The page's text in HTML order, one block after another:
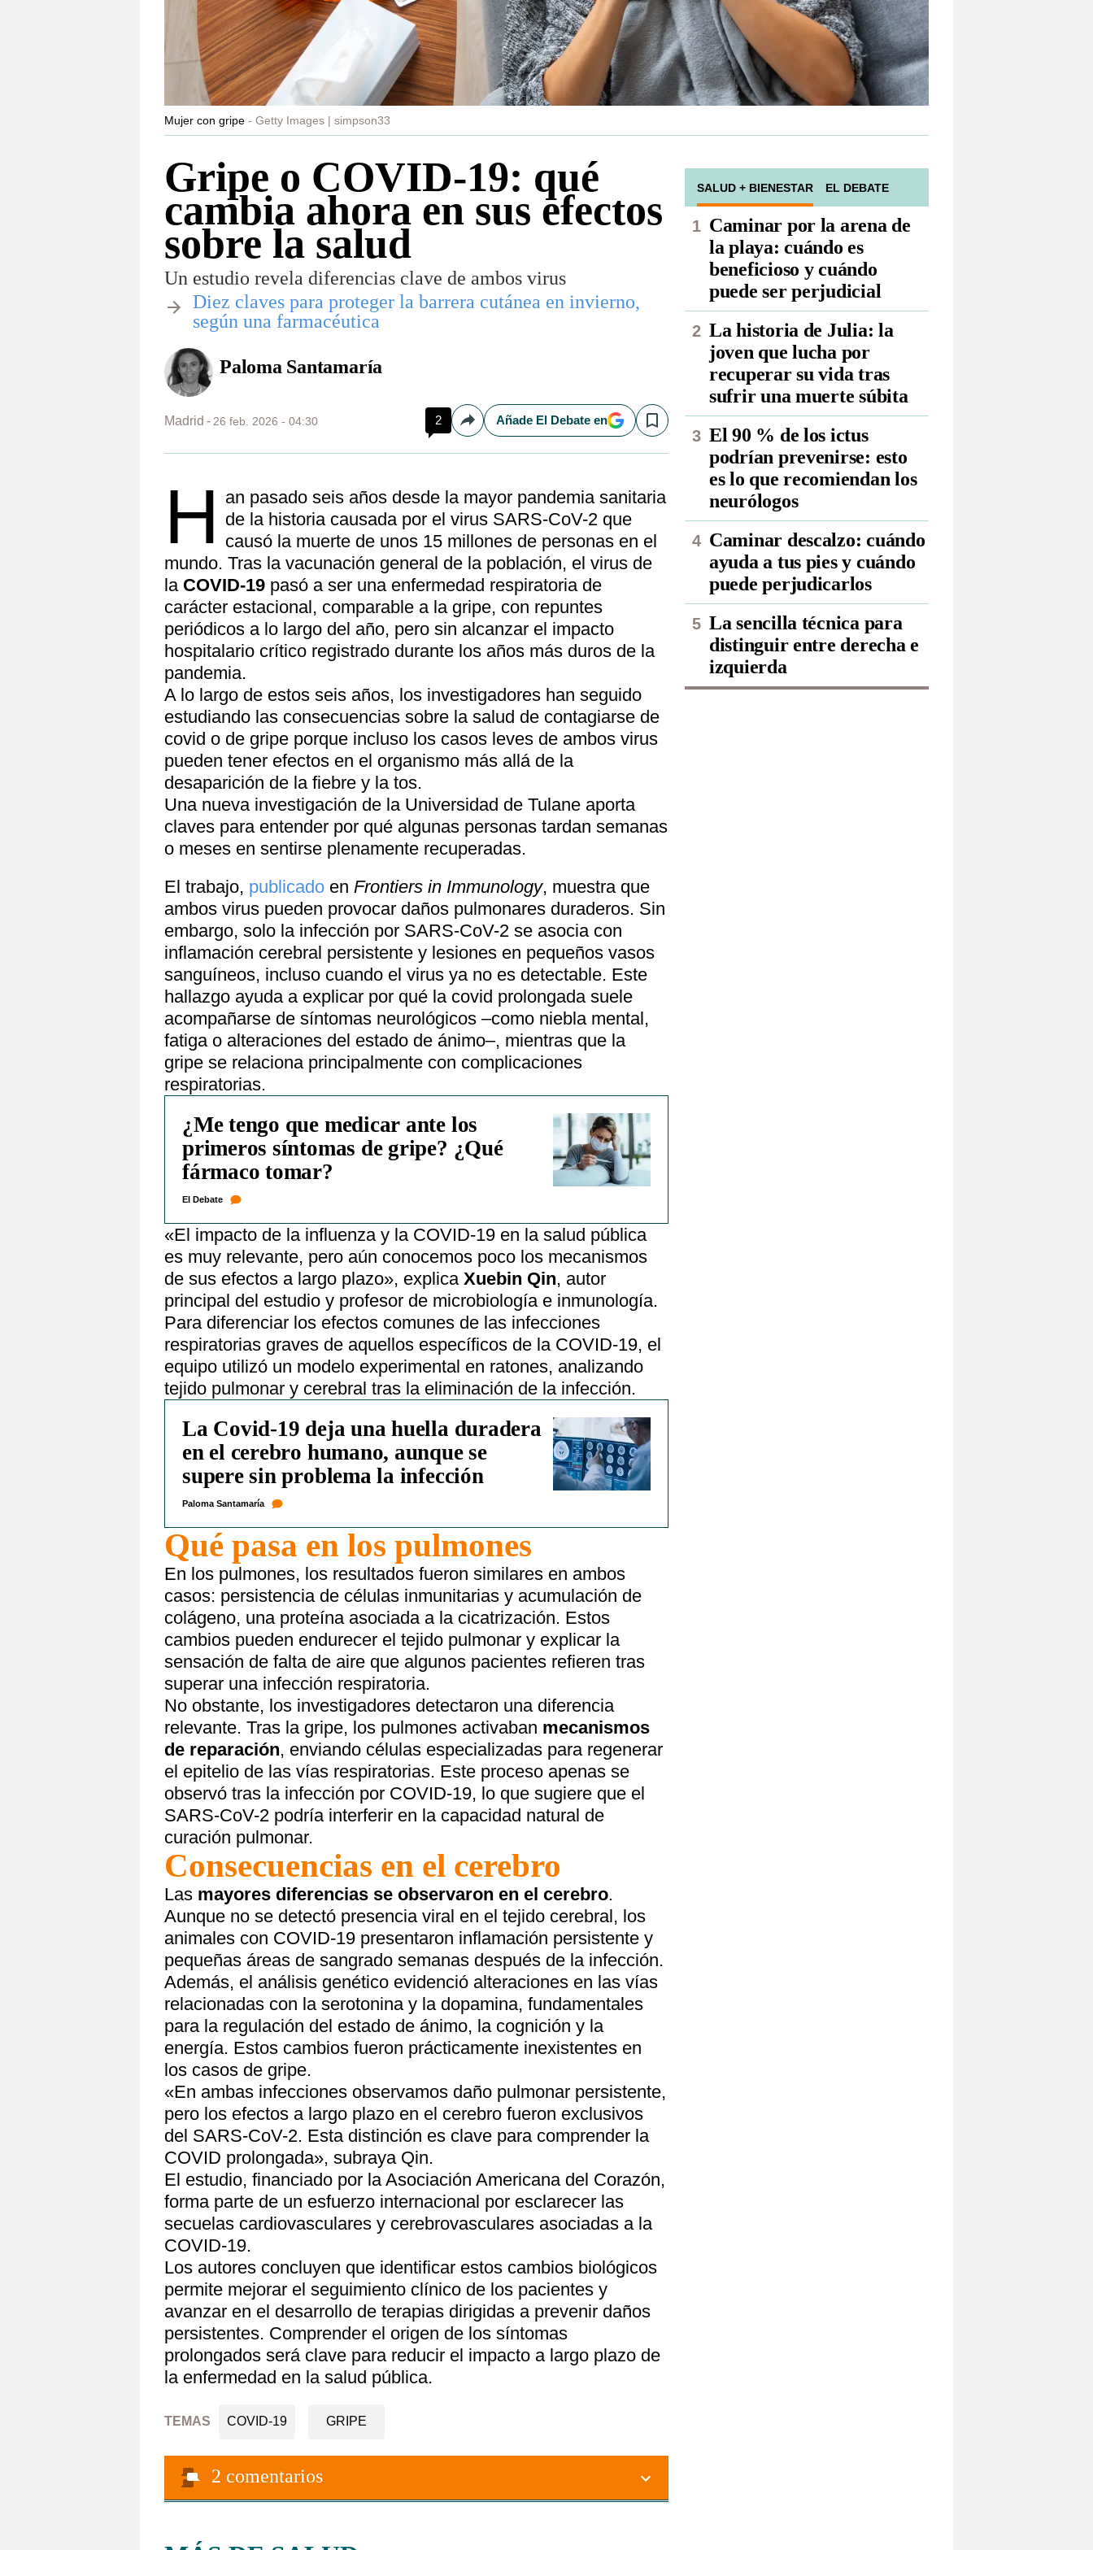
Mujer con gripe Getty Images | simpson33
Gripe o COVID-19: qué
cambia ahora en sus efectos
sobre la salud
Un estudio revela diferencias clave de ambos virus
Diez claves para proteger la barrera cutánea en invierno,
según una farmacéutica
Paloma Santamaría
Madrid 26 feb. 2026 - 04:30 2 CompartirAñade El Debate en Save
H an pasado seis años desde la mayor pandemia sanitaria
de la historia causada por el virus SARS-CoV-2 que
causó la muerte de unos 15 millones de personas en el
mundo. Tras la vacunación general de la población, el virus de
laCOVID-19 pasó a ser una enfermedad respiratoria de
carácter estacional, comparable a la gripe, con repuntes
periódicos a lo largo del año, pero sin alcanzar el impacto
hospitalario crítico registrado durante los años más duros de la
pandemia.
A lo largo de estos seis años, los investigadores han seguido
estudiando las consecuencias sobre la salud de contagiarse de
covid o de gripe porque incluso los casos leves de ambos virus
pueden tener efectos en el organismo más allá de la
desaparición de la fiebre y la tos.
Una nueva investigación de la Universidad de Tulane aporta
claves para entender por qué algunas personas tardan semanas
o meses en sentirse plenamente recuperadas.
El trabajo, publicado en Frontiers in Immunology, muestra que
ambos virus pueden provocar daños pulmonares duraderos. Sin
embargo, solo la infección por SARS-CoV-2 se asocia con
inflamación cerebral persistente y lesiones en pequeños vasos
sanguíneos, incluso cuando el virus ya no es detectable. Este
hallazgo ayuda a explicar por qué la covid prolongada suele
acompañarse de síntomas neurológicos –como niebla mental,
fatiga o alteraciones del estado de ánimo–, mientras que la
gripe se relaciona principalmente con complicaciones
respiratorias.
¿Me tengo que medicar ante los
primeros síntomas de gripe? ¿Qué
fármaco tomar?
El Debate
«El impacto de la influenza y la COVID-19 en la salud pública
es muy relevante, pero aún conocemos poco los mecanismos
de sus efectos a largo plazo», explica Xuebin Qin, autor
principal del estudio y profesor de microbiología e inmunología.
Para diferenciar los efectos comunes de las infecciones
respiratorias graves de aquellos específicos de la COVID-19, el
equipo utilizó un modelo experimental en ratones, analizando
tejido pulmonar y cerebral tras la eliminación de la infección.
La Covid-19 deja una huella duradera
en el cerebro humano, aunque se
supere sin problema la infección
Paloma Santamaría
Qué pasa en los pulmones
En los pulmones, los resultados fueron similares en ambos
casos: persistencia de células inmunitarias y acumulación de
colágeno, una proteína asociada a la cicatrización. Estos
cambios pueden endurecer el tejido pulmonar y explicar la
sensación de falta de aire que algunos pacientes refieren tras
superar una infección respiratoria.
No obstante, los investigadores detectaron una diferencia
relevante. Tras la gripe, los pulmones activaban mecanismos
de reparación, enviando células especializadas para regenerar
el epitelio de las vías respiratorias. Este proceso apenas se
observó tras la infección por COVID-19, lo que sugiere que el
SARS-CoV-2 podría interferir en la capacidad natural de
curación pulmonar.
Consecuencias en el cerebro
Las mayores diferencias se observaron en el cerebro.
Aunque no se detectó presencia viral en el tejido cerebral, los
animales con COVID-19 presentaron inflamación persistente y
pequeñas áreas de sangrado semanas después de la infección.
Además, el análisis genético evidenció alteraciones en las vías
relacionadas con la serotonina y la dopamina, fundamentales
para la regulación del estado de ánimo, la cognición y la
energía. Estos cambios fueron prácticamente inexistentes en
los casos de gripe.
«En ambas infecciones observamos daño pulmonar persistente,
pero los efectos a largo plazo en el cerebro fueron exclusivos
del SARS-CoV-2. Esta distinción es clave para comprender la
COVID prolongada», subraya Qin.
El estudio, financiado por la Asociación Americana del Corazón,
forma parte de un esfuerzo internacional por esclarecer las
secuelas cardiovasculares y cerebrovasculares asociadas a la
COVID-19.
Los autores concluyen que identificar estos cambios biológicos
permite mejorar el seguimiento clínico de los pacientes y
avanzar en el desarrollo de terapias dirigidas a prevenir daños
persistentes. Comprender el origen de los síntomas
prolongados será clave para reducir el impacto a largo plazo de
la enfermedad en la salud pública.
TEMAS COVID-19 GRIPE
2 comentarios
SALUD + BIENESTAR EL DEBATE
Caminar por la arena de
la playa: cuándo es
beneficioso y cuándo
puede ser perjudicial
La historia de Julia: la
joven que lucha por
recuperar su vida tras
sufrir una muerte súbita
El 90 % de los ictus
podrían prevenirse: esto
es lo que recomiendan los
neurólogos
Caminar descalzo: cuándo
ayuda a tus pies y cuándo
puede perjudicarlos
La sencilla técnica para
distinguir entre derecha e
izquierda